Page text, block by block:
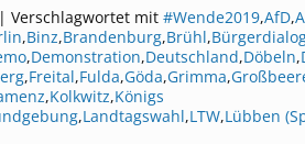
| Verschlagwortet mit #Wende2019,AfD,
,Binz,Brandenburg,Brühl,
,Demonstration,Deutschland,Döbeln,
,Freital,Fulda,Göda,Grimma,
,Kolkwitz,Königs
,Landtagswahl,LTW,Lübben